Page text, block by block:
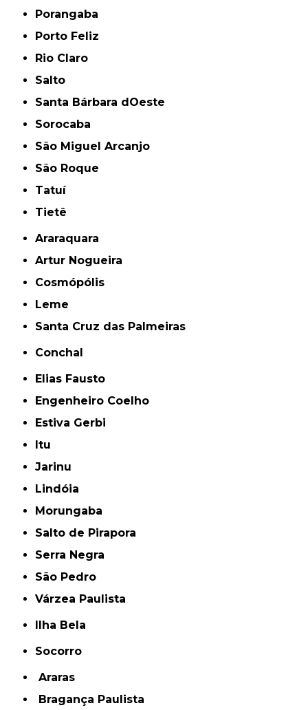
Porangaba
Porto Feliz
Rio Claro
Salto
Santa Bárbara dOeste
Sorocaba
São Miguel Arcanjo
São Roque
Tatuí
Tietê
Araraquara
Artur Nogueira
Cosmópólis
Leme
Santa Cruz das Palmeiras
Conchal
Elias Fausto
Engenheiro Coelho
Estiva Gerbi
Itu
Jarinu
Lindóia
Morungaba
Salto de Pirapora
Serra Negra
São Pedro
Várzea Paulista
Ilha Bela
Socorro
Araras
Bragança Paulista